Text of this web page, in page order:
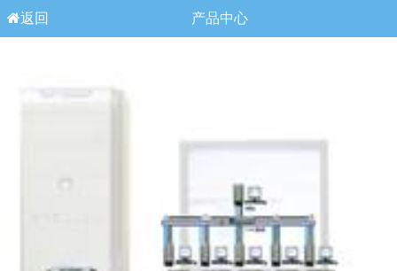
返回 产品中心